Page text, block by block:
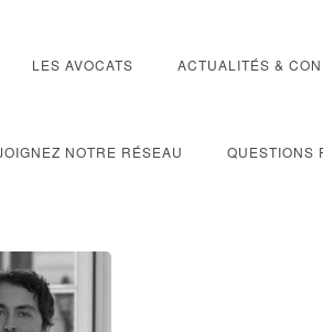
LES AVOCATS ACTUALITÉS &
NOTRE RÉSEAU QUESTIONS